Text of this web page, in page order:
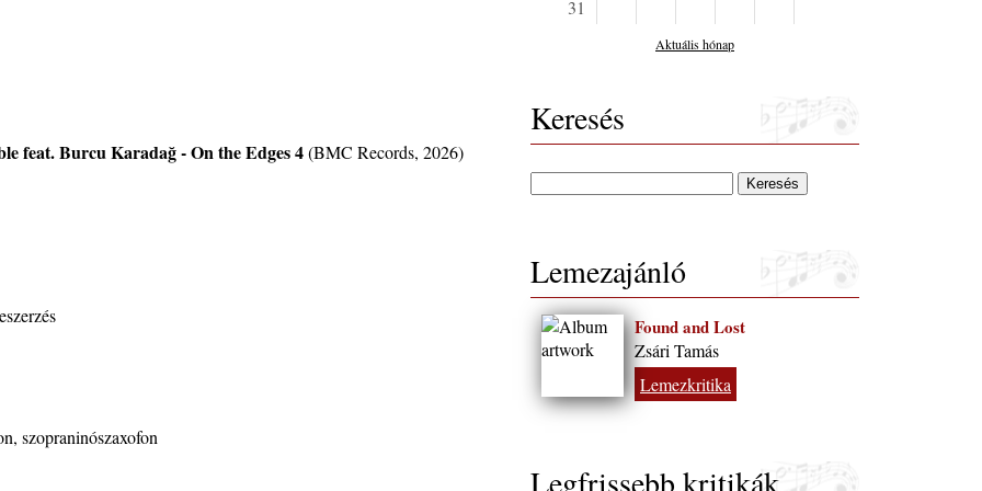
13-
feat. Burcu Karadağ - On the Edges 4(BMC Records, 2026)
szopraninószaxofon
31
Aktuális hónap
Keresés
Lemezajánló
Found and Lost
Zsári Tamás
Lemezkritika
Legfrissebb kritikák